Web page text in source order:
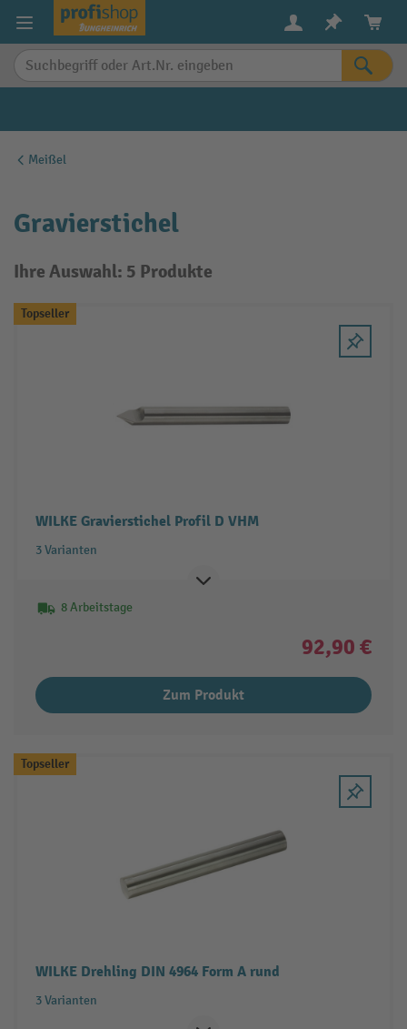
springen
Meißel
Gravierstichel
Ihre Auswahl: 5 Produkte
Topseller
WILKE Gravierstichel Profil D VHM
3 Varianten
8 Arbeitstage
92,90 €
Zum Produkt
Topseller
WILKE Drehling DIN 4964 Form A rund
3 Varianten